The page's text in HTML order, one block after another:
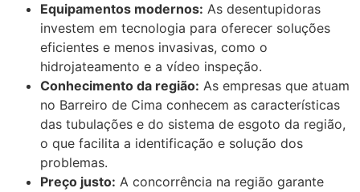
Equipamentos modernos: As desentupidoras
investem em tecnologia para oferecer soluções
eficientes e menos invasivas, como o
hidrojateamento e a vídeo inspeção.
Conhecimento da região: As empresas que atuam
no Barreiro de Cima conhecem as características
das tubulações e do sistema de esgoto da região,
o que facilita a identificação e solução dos
problemas.
Preço justo: A concorrência na região garante